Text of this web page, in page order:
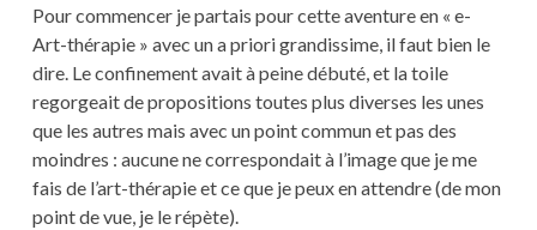
Pour commencer je partais pour cette aventure en « e-
Art-thérapie » avec un a priori grandissime, il faut bien le
dire. Le confinement avait à peine débuté, et la toile
regorgeait de propositions toutes plus diverses les unes
que les autres mais avec un point commun et pas des
moindres : aucune ne correspondait à l’image que je me
fais de l’art-thérapie et ce que je peux en attendre (de mon
point de vue, je le répète).